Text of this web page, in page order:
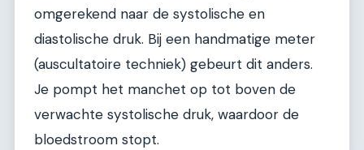
omgerekend naar de systolische en
diastolische druk. Bij een handmatige meter
(auscultatoire techniek) gebeurt dit anders.
Je pompt het manchet op tot boven de
verwachte systolische druk, waardoor de
bloedstroom stopt.